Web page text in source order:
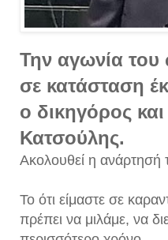
Την αγωνία του
σε κατάσταση
ο δικηγόρος
Κατσούλης.
Ακολουθεί η ανάρτησή
Το ότι είμαστε σε
πρέπει να μιλάμε, να